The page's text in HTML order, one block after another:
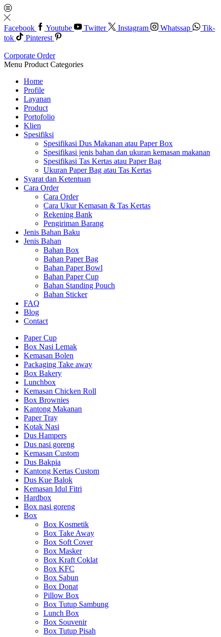
Facebook Youtube Twitter Instagram Whatssap
Tik-
tok
Pinterest
Corporate Order
Menu Product Categories
Home
Profile
Layanan
Product
Portofolio
Klien
Spesifiksi
Spesifikasi Dus Makanan atau Paper Box
Spesifikasi jenis bahan dan ukuran kemasan makanan
Spesifikasi Tas Kertas atau Paper Bag
Ukuran Paper Bag atau Tas Kertas
Syarat dan Ketentuan
Cara Order
Cara Order
Cara Ukur Kemasan & Tas Kertas
Rekening Bank
Pengiriman Barang
Jenis Bahan Baku
Jenis Bahan
Bahan Box
Bahan Paper Bag
Bahan Paper Bowl
Bahan Paper Cup
Bahan Standing Pouch
Bahan Sticker
FAQ
Blog
Contact
Paper Cup
Box Nasi Lemak
Kemasan Bolen
Packaging Take away
Box Bakery
Lunchbox
Kemasan Chicken Roll
Box Brownies
Kantong Makanan
Paper Tray
Kotak Nasi
Dus Hampers
Dus nasi goreng
Kemasan Custom
Dus Bakpia
Kantong Kertas Custom
Dus Kue Balok
Kemasan Idul Fitri
Hardbox
Box nasi goreng
Box
Box Kosmetik
Box Take Away
Box Soft Cover
Box Masker
Box Kraft Coklat
Box KFC
Box Sabun
Box Donat
Pillow Box
Box Tutup Sambung
Lunch Box
Box Souvenir
Box Tutup Pisah